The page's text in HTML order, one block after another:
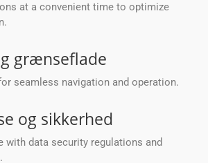
at a convenient time to optimize
grænseflade
seamless navigation and operation.
og sikkerhed
with data security regulations and